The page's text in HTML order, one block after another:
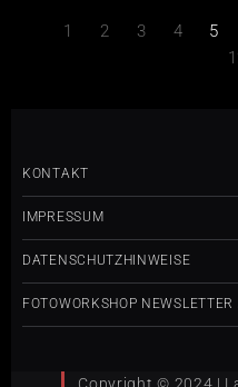
1 2 3 4 5
KONTAKT
IMPRESSUM
DATENSCHUTZHINWEISE
FOTOWORKSHOP